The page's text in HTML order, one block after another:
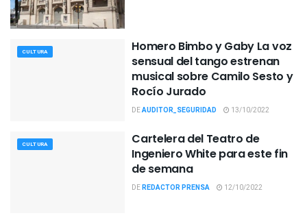
CULTURA
Homero Bimbo y Gaby La voz
sensual del tango estrenan
musical sobre Camilo Sesto y
Rocío Jurado
DEAUDITOR_SEGURIDAD 13/10/2022
CULTURA
Cartelera del Teatro de
Ingeniero White para este fin
de semana
DEREDACTOR PRENSA 12/10/2022